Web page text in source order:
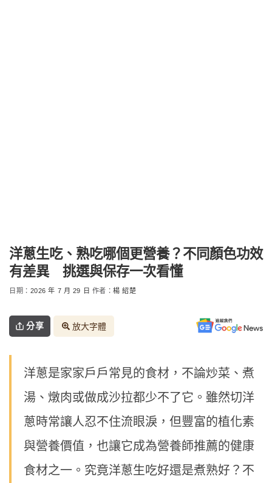
洋蔥生吃、熟吃哪個更營養？不同顏色功效
有差異 挑選與保存一次看懂
日期： 2026 年 7 月 29 日 作者：楊 紹楚
分享 放大字體
洋蔥是家家戶戶常見的食材，不論炒菜、煮
湯、燉肉或做成沙拉都少不了它。雖然切洋
蔥時常讓人忍不住流眼淚，但豐富的植化素
與營養價值，也讓它成為營養師推薦的健康
食材之一。究竟洋蔥生吃好還是煮熟好？不